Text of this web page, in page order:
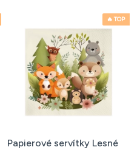
🔥 TOP
Papierové servítky Lesné